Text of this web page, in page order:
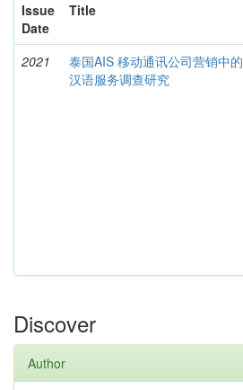
Issue
Date
Title
2021
泰国AIS 移动通讯公司营销中的
汉语服务调查研究
Discover
Author